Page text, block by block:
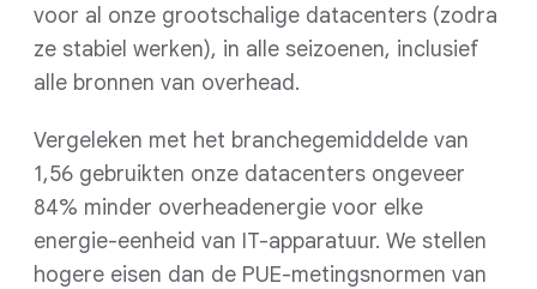
voor al onze grootschalige datacenters (zodra
ze stabiel werken), in alle seizoenen, inclusief
alle bronnen van overhead.
Vergeleken met het branchegemiddelde van
1,56 gebruikten onze datacenters ongeveer
84% minder overheadenergie voor elke
energie-eenheid van IT-apparatuur. We stellen
hogere eisen dan de PUE-metingsnormen van